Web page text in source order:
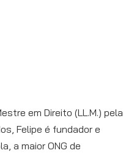
em Direito (LL.M.) pela
Felipe é fundador e
a maior ONG de